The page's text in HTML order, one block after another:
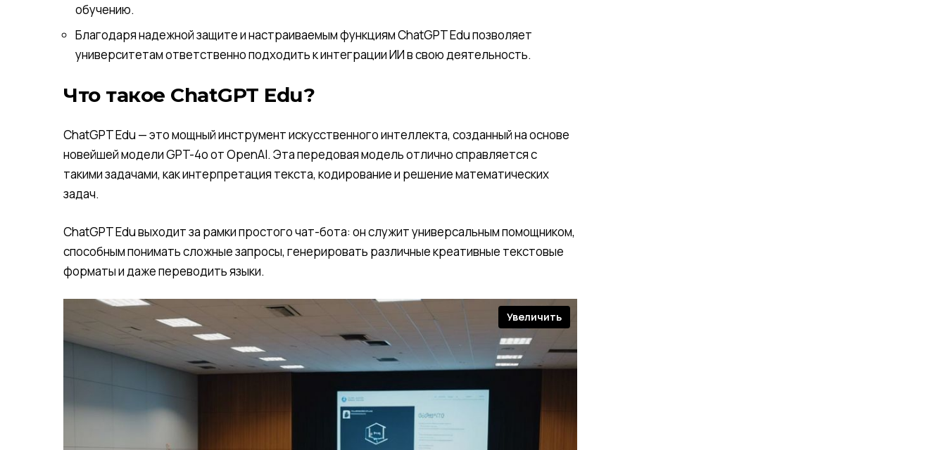
обучению.
Благодаря надежной защите и настраиваемым функциям ChatGPT Edu позволяет
университетам ответственно подходить к интеграции ИИ в свою деятельность.
Что такое ChatGPT Edu?
ChatGPT Edu — это мощный инструмент искусственного интеллекта, созданный на основе
новейшей модели GPT-4o от OpenAI. Эта передовая модель отлично справляется с
такими задачами, как интерпретация текста, кодирование и решение математических
задач.
ChatGPT Edu выходит за рамки простого чат-бота: он служит универсальным помощником,
способным понимать сложные запросы, генерировать различные креативные текстовые
форматы и даже переводить языки.
Увеличить